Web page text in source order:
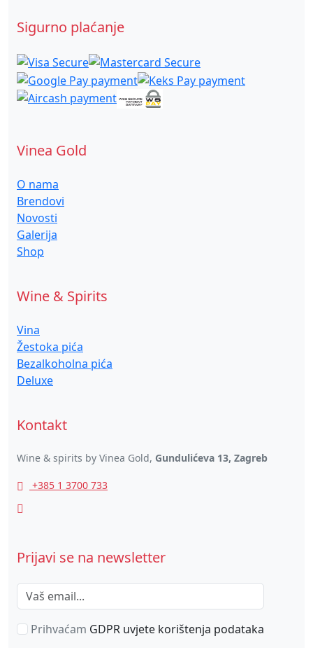
Sigurno plaćanje
Vinea Gold
O nama
Brendovi
Novosti
Galerija
Shop
Wine & Spirits
Vina
Žestoka pića
Bezalkoholna pića
Deluxe
Kontakt
Wine & spirits by Vinea Gold, Gundulićeva 13, Zagreb
+385 1 3700 733
Prijavi se na newsletter
Prihvaćam GDPR uvjete korištenja podataka